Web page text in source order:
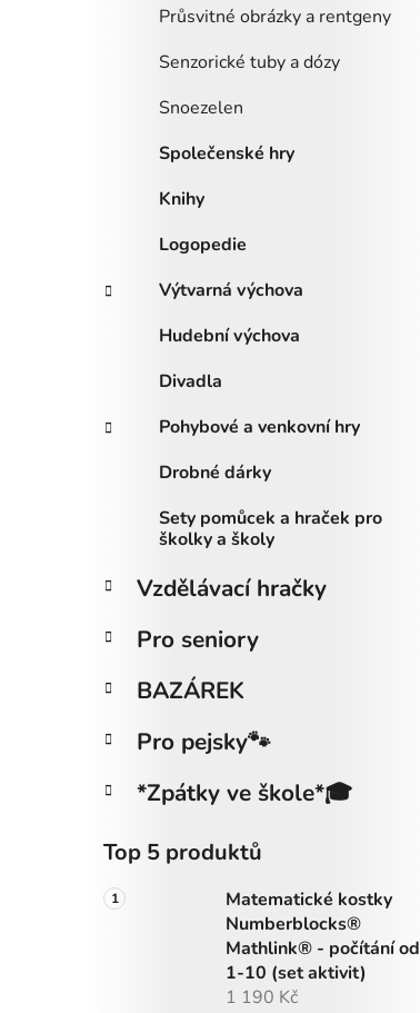
Průsvitné obrázky a rentgeny
Senzorické tuby a dózy
Snoezelen
Společenské hry
Knihy
Logopedie
Výtvarná výchova
Hudební výchova
Divadla
Pohybové a venkovní hry
Drobné dárky
Sety pomůcek a hraček pro
školky a školy
Vzdělávací hračky
Pro seniory
BAZÁREK
Pro pejsky🐾
*Zpátky ve škole*🎓
Top 5 produktů
Matematické kostky
Numberblocks®
Mathlink® - počítání od
1-10 (set aktivit)
1 190 Kč